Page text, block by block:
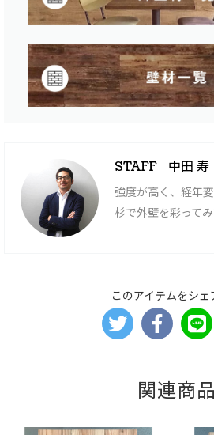
STAFF 中田 寿
強度が高く、経年
杉で外壁を彩ってみ
このアイテムをシェ
関連商品